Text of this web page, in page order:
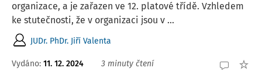
organizace, a je zařazen ve 12. platové třídě. Vzhledem
ke stutečnosti, že v organizaci jsou v ...
JUDr. PhDr. Jiří Valenta
Vydáno: 11. 12. 2024 3 minuty čtení